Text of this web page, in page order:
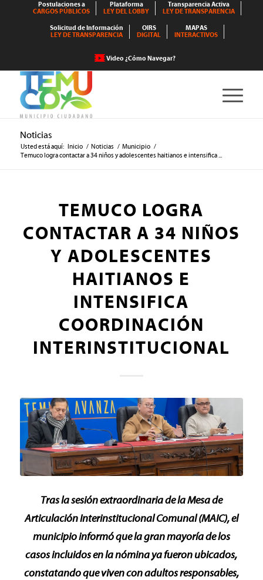
Postulaciones a
CARGOS PÚBLICOS
Plataforma
LEY DEL LOBBY
Transparencia Activa
LEY DE TRANSPARENCIA
Solicitud de Información
LEY DE TRANSPARENCIA
OIRS
DIGITAL
MAPAS
INTERACTIVOS
Video ¿Cómo Navegar?
Noticias
Usted está aquí: Inicio / Noticias / Municipio /
Temuco logra contactar a 34 niños y adolescentes haitianos e intensifica ...
TEMUCO LOGRA
CONTACTAR A 34 NIÑOS
Y ADOLESCENTES
HAITIANOS E
INTENSIFICA
COORDINACIÓN
INTERINSTITUCIONAL
Tras la sesión extraordinaria de la Mesa de
Articulación Interinstitucional Comunal (MAIC), el
municipio informó que la gran mayoría de los
casos incluidos en la nómina ya fueron ubicados,
constatando que viven con adultos responsables,